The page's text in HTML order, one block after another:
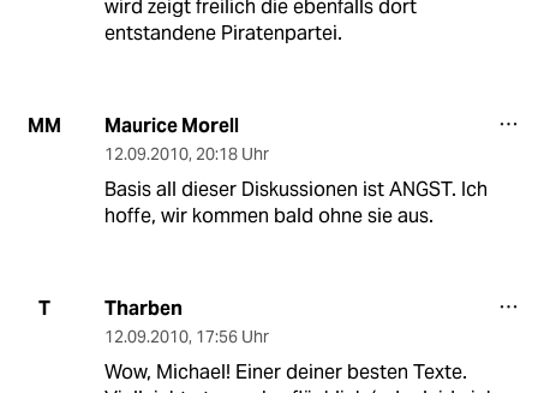
wird zeigt freilich die ebenfalls dort
entstandene Piratenpartei.
MM Maurice Morell
12.09.2010, 20:18 Uhr
Basis all dieser Diskussionen ist ANGST. Ich
hoffe, wir kommen bald ohne sie aus.
T Tharben
12.09.2010, 17:56 Uhr
Wow, Michael! Einer deiner besten Texte.